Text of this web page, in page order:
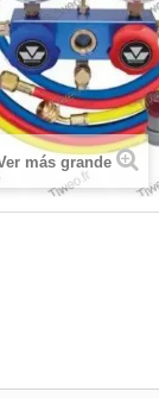
más grande